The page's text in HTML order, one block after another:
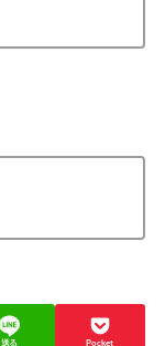
送る Pocket